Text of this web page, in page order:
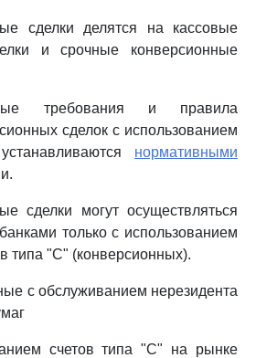
сделки делятся на кассовые
и срочные конверсионные
требования и правила
сделок с использованием
нормативными
сделки могут осуществляться
только с использованием
типа "С" (конверсионных).
с обслуживанием нерезидента
счетов типа "С" на рынке